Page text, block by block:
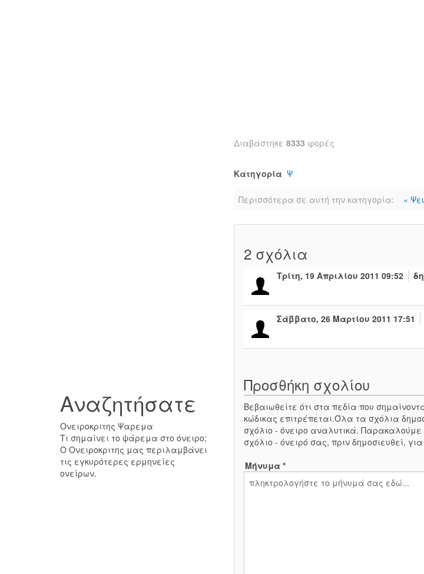
Διαβάστηκε 8333 φορές
Κατηγορία Ψ
Περισσότερα σε αυτή την κατηγορία: «
2 σχόλια
Τρίτη, 19 Απριλίου 2011 09:52
Σάββατο, 26 Μαρτίου 2011 17:51
Προσθήκη σχολίου
Βεβαιωθείτε ότι στα πεδία που
κώδικας επιτρέπεται.Όλα τα σχόλια
σχόλιο - όνειρο αναλυτικά.
σχόλιο - όνειρό σας, πριν δημοσιευθεί,
Μήνυμα *
Αναζητήσατε
Ονειροκριτης Ψαρεμα
Τι σημαίνει το ψάρεμα στο όνειρο;
Ο Ονειροκριτης μας περιλαμβάνει
τις εγκυρότερες ερμηνείες
ονείρων.